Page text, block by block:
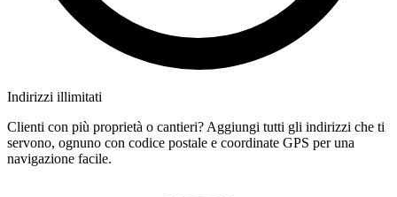
Indirizzi illimitati
Clienti con più proprietà o cantieri? Aggiungi tutti gli indirizzi che ti
servono, ognuno con codice postale e coordinate GPS per una
navigazione facile.